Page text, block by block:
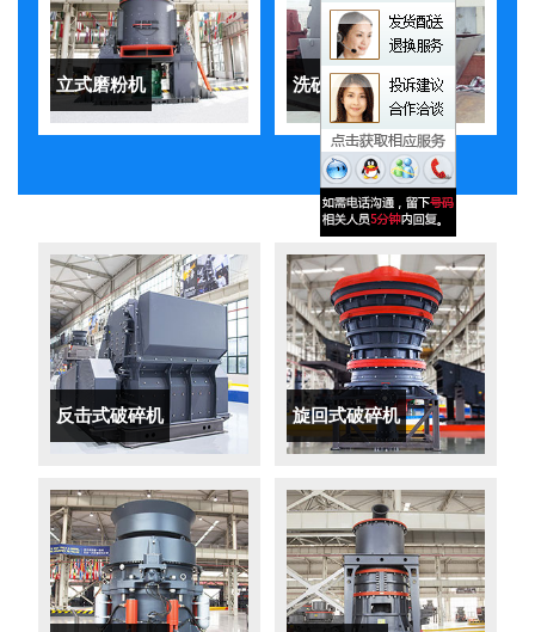
立式磨粉机 洗砂机
反击式破碎机 旋回式破碎机